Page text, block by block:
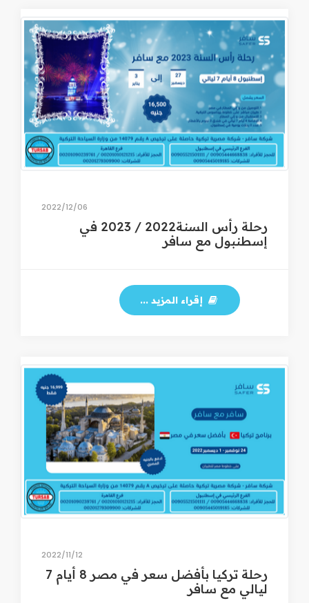
06‏/12‏/2022
رحلة رأس السنة2022 / 2023 في
إسطنبول مع سافر
إقراء المزيد ...
12‏/11‏/2022
رحلة تركيا بأفضل سعر في مصر 8 أيام 7
ليالي مع سافر